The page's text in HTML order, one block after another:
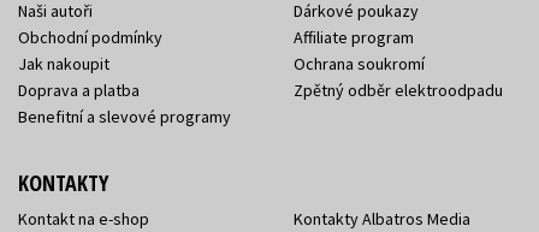
Naši autoři
Obchodní podmínky
Jak nakoupit
Doprava a platba
Benefitní a slevové programy
Dárkové poukazy
Affiliate program
Ochrana soukromí
Zpětný odběr elektroodpadu
KONTAKTY
Kontakt na e-shop
Kontakty Albatros Media